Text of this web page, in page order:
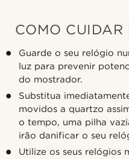
COMO CUIDAR
Guarde o seu relógio
luz para prevenir
do mostrador.
Substitua
movidos a quartzo
o tempo, uma pilha
irão danificar o seu
Utilize os seus relógios